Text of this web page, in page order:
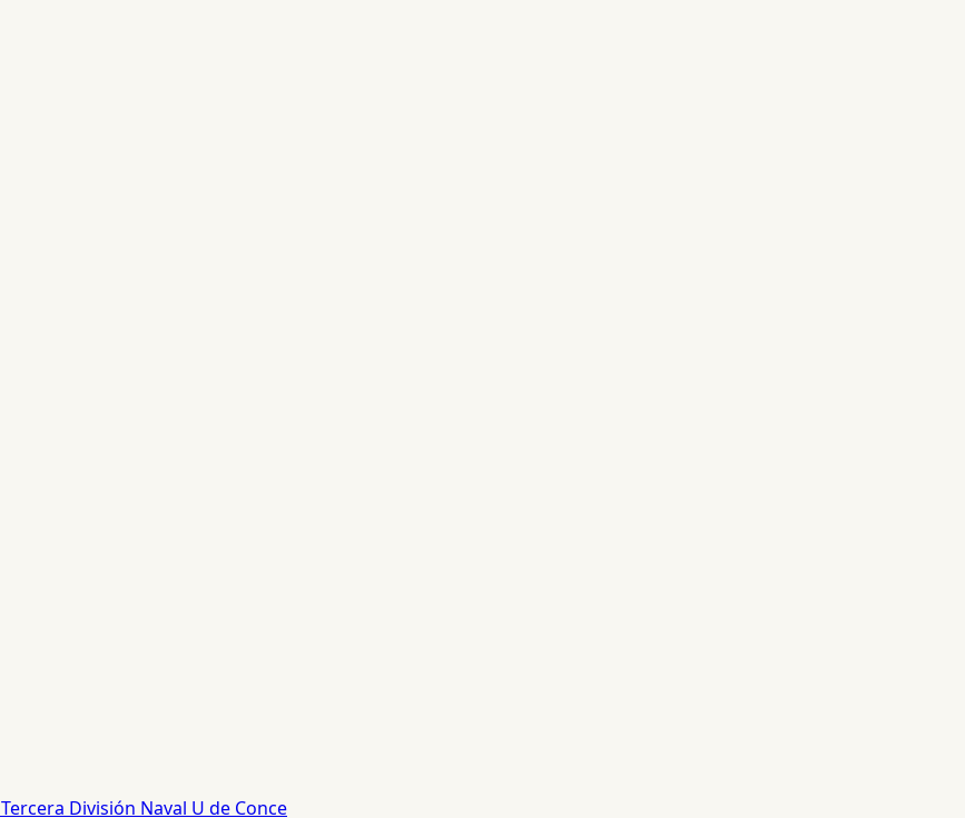
Tercera División Naval U de Conce